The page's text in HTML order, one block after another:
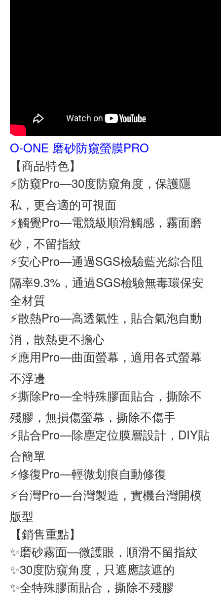
O-ONE 磨砂防窺螢膜PRO
【商品特色】
⚡防窺Pro—30度防窺角度，保護隱
私，更合適的可視面
⚡觸覺Pro—電競級順滑觸感，霧面磨
砂，不留指紋
⚡安心Pro—通過SGS檢驗藍光綜合阻
隔率9.3%，通過SGS檢驗無毒環保安
全材質
⚡散熱Pro—高透氣性，貼合氣泡自動
消，散熱更不擔心
⚡應用Pro—曲面螢幕，適用各式螢幕
不浮邊
⚡撕除Pro—全特殊膠面貼合，撕除不
殘膠，無損傷螢幕，撕除不傷手
⚡貼合Pro—除塵定位膜層設計，DIY貼
合簡單
⚡修復Pro—輕微划痕自動修復
⚡台灣Pro—台灣製造，實機台灣開模
版型
【銷售重點】
✨磨砂霧面—微護眼，順滑不留指紋
✨30度防窺角度，只遮應該遮的
✨全特殊膠面貼合，撕除不殘膠